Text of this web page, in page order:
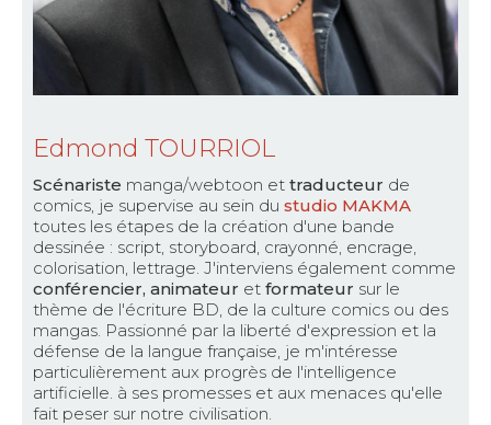
Edmond TOURRIOL
Scénariste manga/webtoon et traducteur de
comics, je supervise au sein du studio MAKMA
toutes les étapes de la création d'une bande
dessinée : script, storyboard, crayonné, encrage,
colorisation, lettrage. J'interviens également comme
conférencier, animateur et formateur sur le
thème de l'écriture BD, de la culture comics ou des
mangas. Passionné par la liberté d'expression et la
défense de la langue française, je m'intéresse
particulièrement aux progrès de l'intelligence
artificielle. à ses promesses et aux menaces qu'elle
fait peser sur notre civilisation.